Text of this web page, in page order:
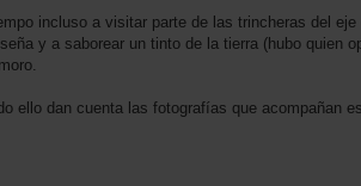
incluso a visitar parte de las trincheras del
y a saborear un tinto de la tierra (hubo quien
ello dan cuenta las fotografías que acompañan